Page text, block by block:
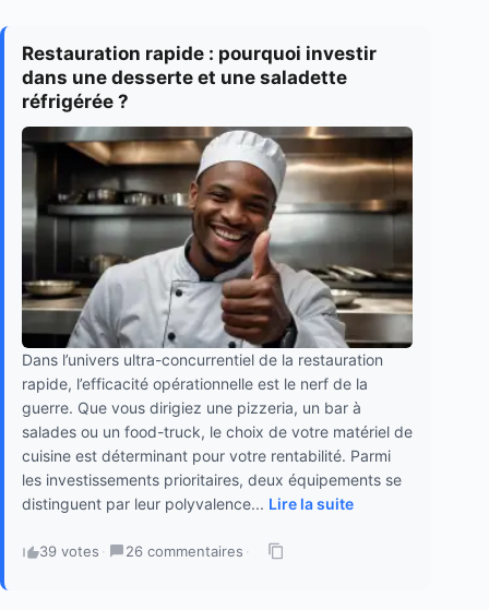
Restauration rapide : pourquoi investir
dans une desserte et une saladette
réfrigérée ?
Dans l’univers ultra-concurrentiel de la restauration
rapide, l’efficacité opérationnelle est le nerf de la
guerre. Que vous dirigiez une pizzeria, un bar à
salades ou un food-truck, le choix de votre matériel de
cuisine est déterminant pour votre rentabilité. Parmi
les investissements prioritaires, deux équipements se
distinguent par leur polyvalence... Lire la suite
39 votes · 26 commentaires ·